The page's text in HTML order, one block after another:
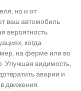
но и от
ваш автомобиль
вероятность
когда
на ферме или во
Улучшая видимость,
аварии и
движения.